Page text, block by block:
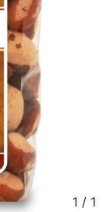
1 / 1